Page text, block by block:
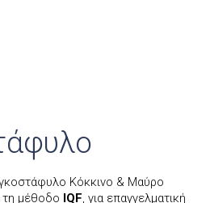
Κόκκινο & Μαύρο
τη μέθοδο IQF, για επαγγελματική